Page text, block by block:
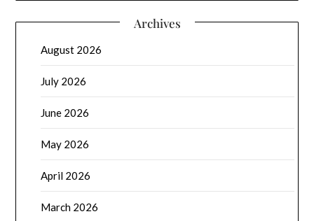
Archives
August 2026
July 2026
June 2026
May 2026
April 2026
March 2026